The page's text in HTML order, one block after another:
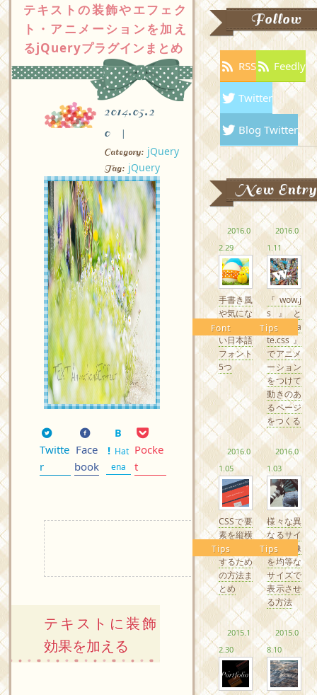
テキストの装飾やエフェク
ト・アニメーションを加え
るjQueryプラグインまとめ
2014.05.2
0
Category: jQuery
Tag: jQuery
Twitte
r
Face
book
Hat
ena
Pocke
t
テキストに装飾
効果を加える
Follow
RSS Feedly
Twitter
Blog Twitter
New Entry
2016.0
2.29
Font
手書き風
や気にな
るかわい
い日本語
フォント
5つ
2016.0
1.11
Tips
『wow.j
s』と
『Anima
te.css』
でアニメ
ーション
をつけて
動きのあ
るページ
をつくる
2016.0
1.05
Tips
CSSで要
素を縦横
中央配置
するため
の方法ま
とめ
2016.0
1.03
Tips
様々な異
なるサイ
ズの画像
を均等な
サイズで
表示させ
る方法
2015.1
2.30
2015.0
8.10